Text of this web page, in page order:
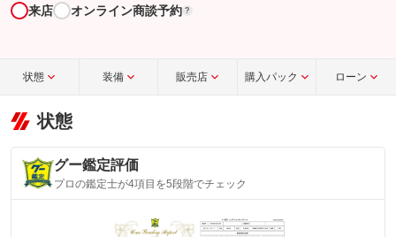
来店 オンライン商談予約 ?
状態 装備 販売店 購入パック ローン
状態
グー鑑定評価
プロの鑑定士が4項目を5段階でチェック